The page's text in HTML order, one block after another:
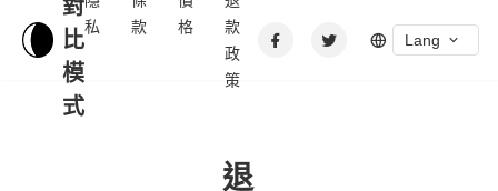
對
比
模
式
私
款
格
款
政
策
Lang
退